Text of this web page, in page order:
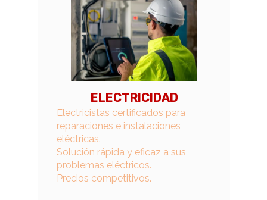
ELECTRICIDAD
Electricistas certificados para
reparaciones e instalaciones
eléctricas.
Solución rápida y eficaz a sus
problemas eléctricos.
Precios competitivos.